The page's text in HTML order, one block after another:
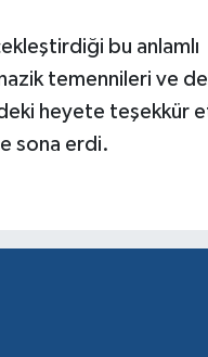
bu anlamlı
temennileri ve
heyete teşekkür
sona erdi.